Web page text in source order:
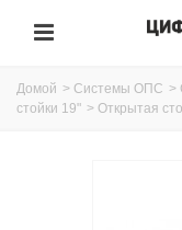
Домой > Системы ОПС >
стойки 19" > Открытая